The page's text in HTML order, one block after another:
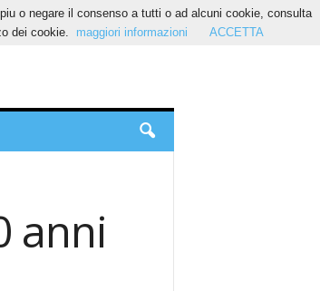
anni
o negare il consenso a tutti o ad alcuni cookie, consulta
dei cookie.
maggiori informazioni ACCETTA